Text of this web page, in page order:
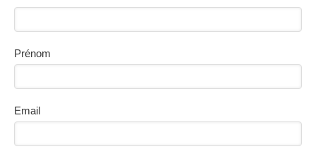
Prénom
Email